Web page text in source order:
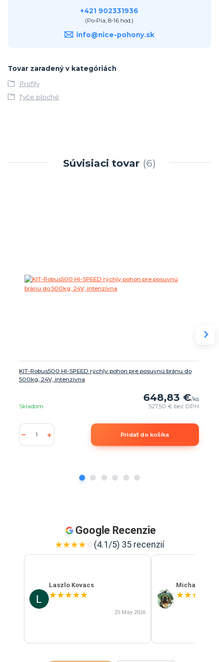
+421 902331936
(Po-Pia, 8-16 hod.)
info@nice-pohony.sk
Tovar zaradený v kategóriách
Profily
Tyče ploché
Súvisiaci tovar 6
KIT-Robus500 HI-SPEED rýchly pohon pre posuvnú bránu do
500kg, 24V, intenzívna
648,83 €/ks
527,50 € bez DPH
Skladom
Pridať do košíka
Google Recenzie
★★★★☆(4.1/5) 35 recenzií
Laszlo Kovacs
★★★★★
25 May 2026
Michal Szabo
★★★